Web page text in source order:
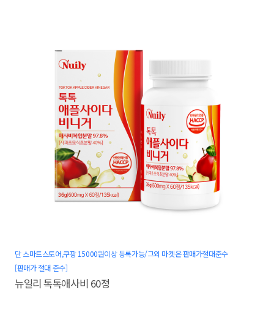
단 스마트스토어,쿠팡 15000원이상 등록가능/그외 마켓은 판매가절대준수
[판매가 절대 준수]
뉴일리 톡톡애사비 60정